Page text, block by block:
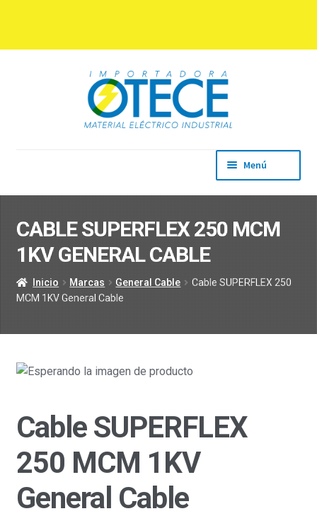
la
contenido
Menú
Inicio
Empresa
Productos
Marcas
Descargas
Contacto
CABLE SUPERFLEX 250 MCM
1KV GENERAL CABLE
Inicio Marcas General Cable
Cable SUPERFLEX 250
MCM 1KV General Cable
Cable SUPERFLEX
250 MCM 1KV
General Cable